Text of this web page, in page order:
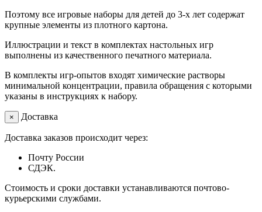
Поэтому все игровые наборы для детей до 3-х лет содержат
крупные элементы из плотного картона.
Иллюстрации и текст в комплектах настольных игр
выполнены из качественного печатного материала.
В комплекты игр-опытов входят химические растворы
минимальной концентрации, правила обращения с которыми
указаны в инструкциях к набору.
× Доставка
Доставка заказов происходит через:
Почту России
СДЭК.
Стоимость и сроки доставки устанавливаются почтово-
курьерскими службами.